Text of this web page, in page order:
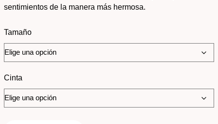
sentimientos de la manera más hermosa.
Tamaño
Cinta